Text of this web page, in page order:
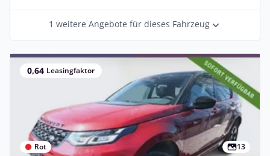
1 weitere Angebote für dieses Fahrzeug
0,64 Leasingfaktor
Rot 13